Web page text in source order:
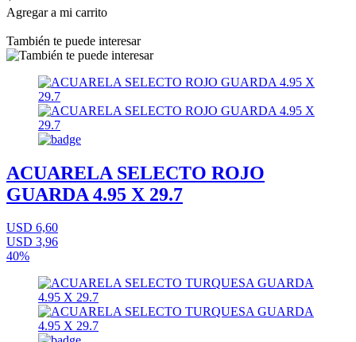
Agregar a mi carrito
También te puede interesar
ACUARELA SELECTO ROJO
GUARDA 4.95 X 29.7
USD 6,60
USD 3,96
40%